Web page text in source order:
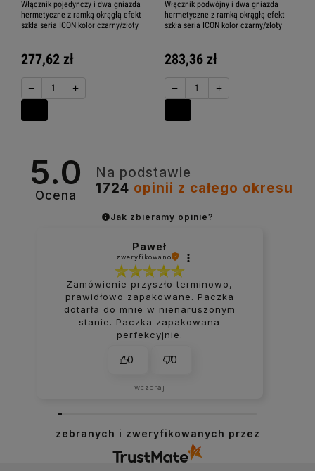
Włącznik pojedynczy i dwa gniazda
hermetyczne z ramką okrągłą efekt
szkła seria ICON kolor czarny/złoty
277,62 zł
− +
Włącznik podwójny i dwa gniazda
hermetyczne z ramką okrągłą efekt
szkła seria ICON kolor czarny/złoty
283,36 zł
− +
5.0
Ocena
Na podstawie
1724 opinii z całego okresu
Jak zbieramy opinie?
Paweł
zweryfikowano
Zamówienie przyszło terminowo,
prawidłowo zapakowane. Paczka
dotarła do mnie w nienaruszonym
stanie. Paczka zapakowana
perfekcyjnie.
0 0
wczoraj
zebranych i zweryfikowanych przez